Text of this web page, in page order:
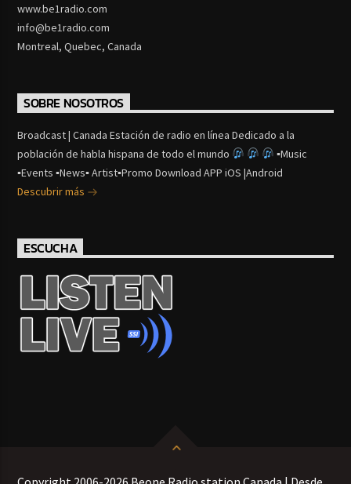
www.be1radio.com
info@be1radio.com
Montreal, Quebec, Canada
SOBRE NOSOTROS
Broadcast | Canada Estación de radio en línea Dedicado a la
población de habla hispana de todo el mundo
▪Music
▪Events ▪News▪ Artist▪Promo Download APP iOS |Android
Descubrir más
ESCUCHA